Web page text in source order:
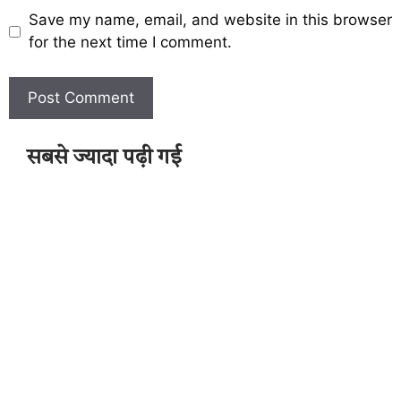
Save my name, email, and website in this browser
for the next time I comment.
सबसे ज्यादा पढ़ी गई